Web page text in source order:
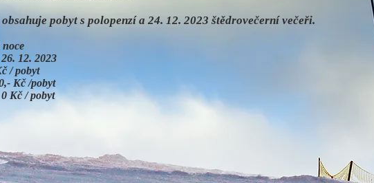
pobyt s polopenzí a 24. 12. 2023 štědrovečerní večeři.
12. 2023
/ pobyt
Kč /pobyt
/ pobyt